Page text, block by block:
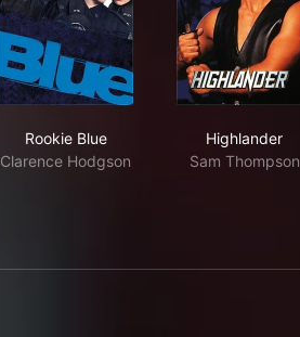
Rookie Blue
Clarence Hodgson
Highlander
Sam Thompson